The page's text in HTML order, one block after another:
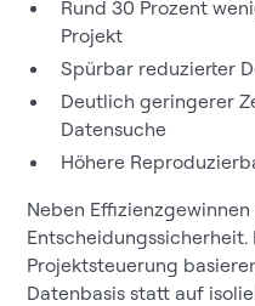
Rund 30 Prozent
Projekt
Spürbar reduzierter
Deutlich geringerer
Datensuche
Höhere
Neben
Projektsteuerung
Datenbasis statt auf